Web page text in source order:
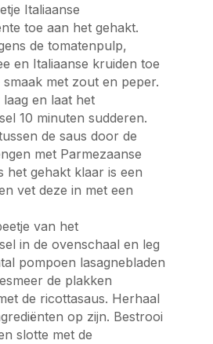
Italiaanse
toe aan het gehakt.
de tomatenpulp,
en Italiaanse kruiden toe
met zout en peper.
en laat het
10 minuten sudderen.
de saus door de
met Parmezaanse
het gehakt klaar is een
vet deze in met een
van het
in de ovenschaal en leg
pompoen lasagnebladen
de plakken
de ricottasaus. Herhaal
op zijn. Bestrooi
slotte met de